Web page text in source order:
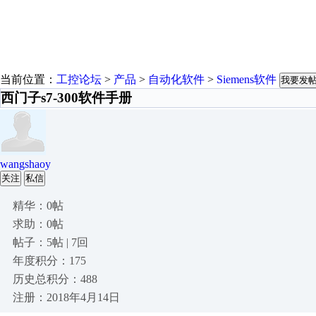
当前位置： 工控论坛 > 产品 > 自动化软件 > Siemens软件 我要发
西门子s7-300软件手册
wangshaoy
关注 私信
精华：0帖
求助：0帖
帖子：5帖 | 7回
年度积分：175
历史总积分：488
注册：2018年4月14日